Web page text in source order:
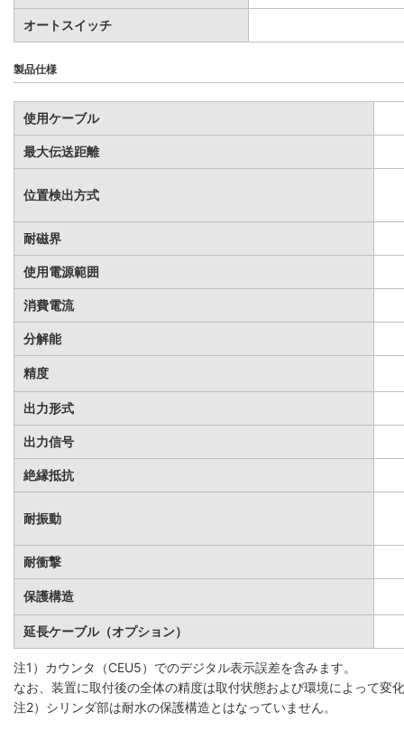
オートスイッチ
製品仕様
使用ケーブル
最大伝送距離
位置検出方式
耐磁界
使用電源範囲
消費電流
分解能
精度
出力形式
出力信号
絶縁抵抗
耐振動
耐衝撃
保護構造
延長ケーブル（オプション）
注1）カウンタ（CEU5）でのデジタル表示誤差を含みます。
なお、装置に取付後の全体の精度は取付状態および環境によって
注2）シリンダ部は耐水の保護構造とはなっていません。